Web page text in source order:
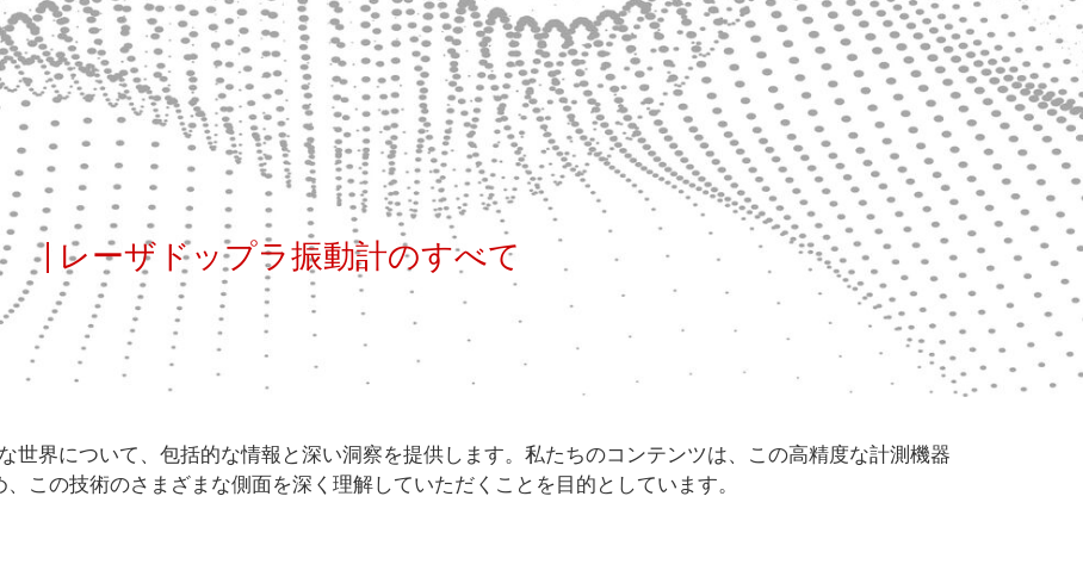
| レーザドップラ振動計のすべて
世界について、包括的な情報と深い洞察を提供します。私たちのコンテンツは、この高精度な計測機器
この技術のさまざまな側面を深く理解していただくことを目的としています。